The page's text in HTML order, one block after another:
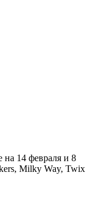
14 февраля и 8
Milky Way, Twix